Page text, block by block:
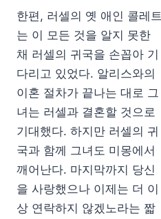
한편, 러셀의 옛 애인 콜레트
는 이 모든 것을 알지 못한
채 러셀의 귀국을 손꼽아 기
다리고 있었다. 알리스와의
이혼 절차가 끝나는 대로 그
녀는 러셀과 결혼할 것으로
기대했다. 하지만 러셀의 귀
국과 함께 그녀도 미몽에서
깨어난다. 마지막까지 당신
을 사랑했으나 이제는 더 이
상 연락하지 않겠노라는 짧